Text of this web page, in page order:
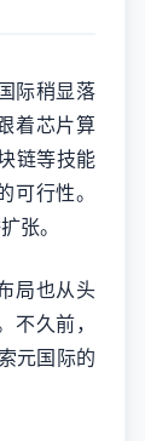
际稍显落
着芯片算
链等技能
行性。
张。
局也从头
久前，
元国际的